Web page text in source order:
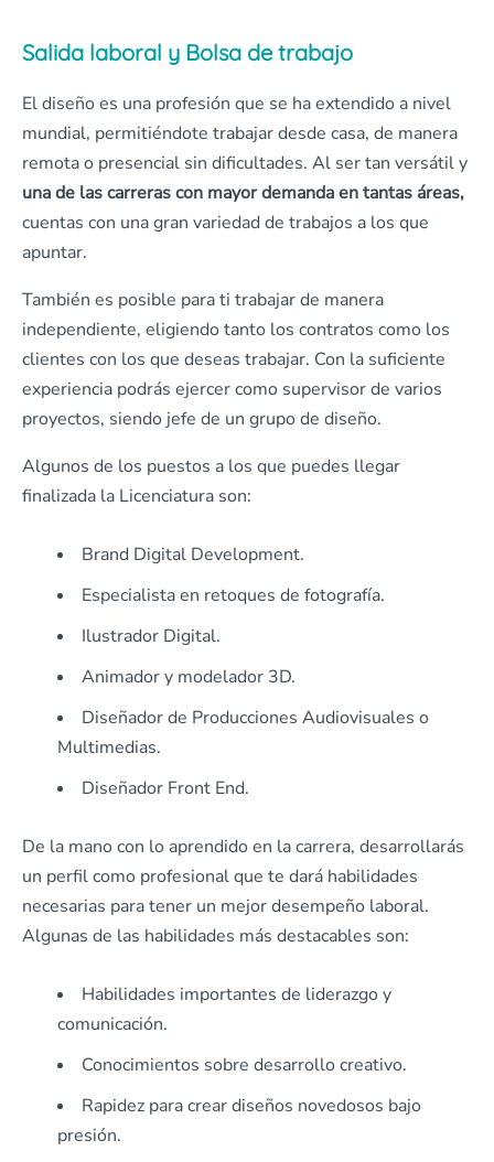
Salida laboral y Bolsa de trabajo
El diseño es una profesión que se ha extendido a nivel
mundial, permitiéndote trabajar desde casa, de manera
remota o presencial sin dificultades. Al ser tan versátil y
una de las carrerascon mayor demanda en tantas áreas,
cuentas con una gran variedad de trabajos a los que
apuntar.
También es posible para ti trabajar de manera
independiente, eligiendo tanto los contratos como los
clientes con los que deseas trabajar. Con la suficiente
experiencia podrás ejercer como supervisor de varios
proyectos, siendo jefe de un grupo de diseño.
Algunos de los puestos a los que puedes llegar
finalizada la Licenciatura son:
Brand Digital Development.
Especialista en retoques de fotografía.
Ilustrador Digital.
Animador y modelador 3D.
Diseñador de Producciones Audiovisuales o
Multimedias.
Diseñador Front End.
De la mano con lo aprendido en la carrera, desarrollarás
un perfil como profesional que te dará habilidades
necesarias para tener un mejor desempeño laboral.
Algunas de las habilidades más destacables son:
Habilidades importantes de liderazgo y
comunicación.
Conocimientos sobre desarrollo creativo.
Rapidez para crear diseños novedosos bajo
presión.